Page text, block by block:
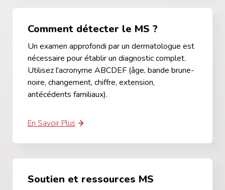
Comment détecter le MS ?
Un examen approfondi par un dermatologue est
nécessaire pour établir un diagnostic complet.
Utilisez l'acronyme ABCDEF (âge, bande brune-
noire, changement, chiffre, extension,
antécédents familiaux).
En Savoir Plus
Soutien et ressources MS